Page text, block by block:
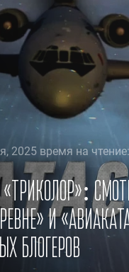
2025 время на
и
блогеров